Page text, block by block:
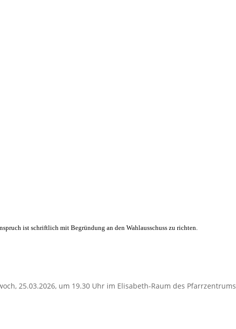
ist schriftlich mit Begründung an den Wahlausschuss zu richten.
25.03.2026, um 19.30 Uhr im Elisabeth-Raum des Pfarrzentrums